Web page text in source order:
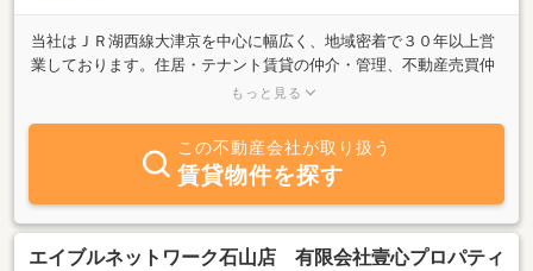
当社はＪＲ湖西線大津京を中心に幅広く、地域密着で３０年以上営
業しております。住居・テナント賃貸の仲介・管理、不動産売買仲
介、駐車場管理と幅広く営業しております。不動産のことならなん
もっと見る
この不動産会社が取り扱う
賃貸物件を探す
エイブルネットワーク石山店 有限会社壹心プロパティ